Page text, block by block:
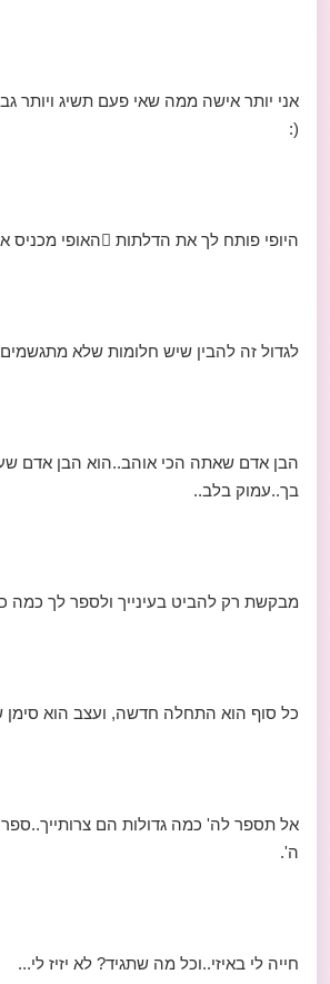
אני יותר אישה ממה שאי פעם תשיג ויותר
(:
היופי פותח לך את הדלתות האופי מכניס אותך פנימה.
לגדול זה להבין שיש חלומות שלא
הבן אדם שאתה הכי אוהב..הוא הבן אדם
בך..עמוק בלב..
מבקשת רק להביט בעינייך ולספר לך כמה
כל סוף הוא התחלה חדשה, ועצב הוא
אל תספר לה' כמה גדולות הם צרותייך..ספר
ה'.
חייה לי באיזי..וכל מה שתגיד? לא יזיז לי...